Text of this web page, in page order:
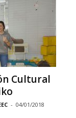
Cultural
- 04/01/2018